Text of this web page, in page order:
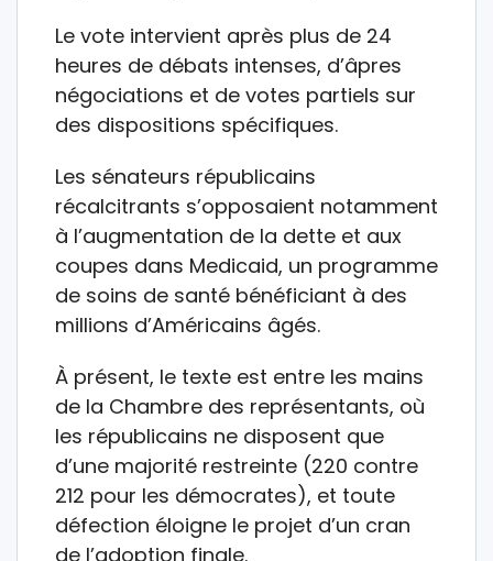
Le vote intervient après plus de 24
heures de débats intenses, d’âpres
négociations et de votes partiels sur
des dispositions spécifiques.
Les sénateurs républicains
récalcitrants s’opposaient notamment
à l’augmentation de la dette et aux
coupes dans Medicaid, un programme
de soins de santé bénéficiant à des
millions d’Américains âgés.
À présent, le texte est entre les mains
de la Chambre des représentants, où
les républicains ne disposent que
d’une majorité restreinte (220 contre
212 pour les démocrates), et toute
défection éloigne le projet d’un cran
de l’adoption finale.